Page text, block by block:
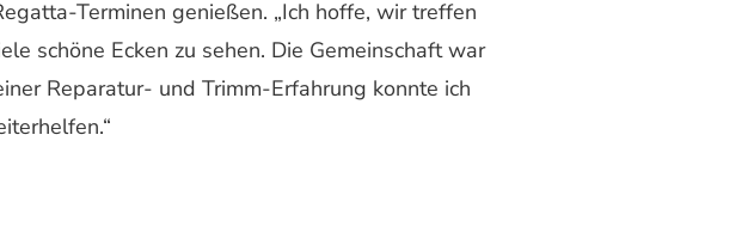
Terminen genießen. „Ich hoffe, wir treffen
schöne Ecken zu sehen. Die Gemeinschaft war
Reparatur- und Trimm-Erfahrung konnte ich